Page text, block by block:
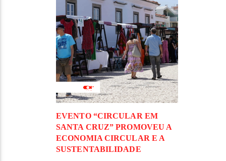
EVENTO “CIRCULAR EM
SANTA CRUZ” PROMOVEU A
ECONOMIA CIRCULAR E A
SUSTENTABILIDADE